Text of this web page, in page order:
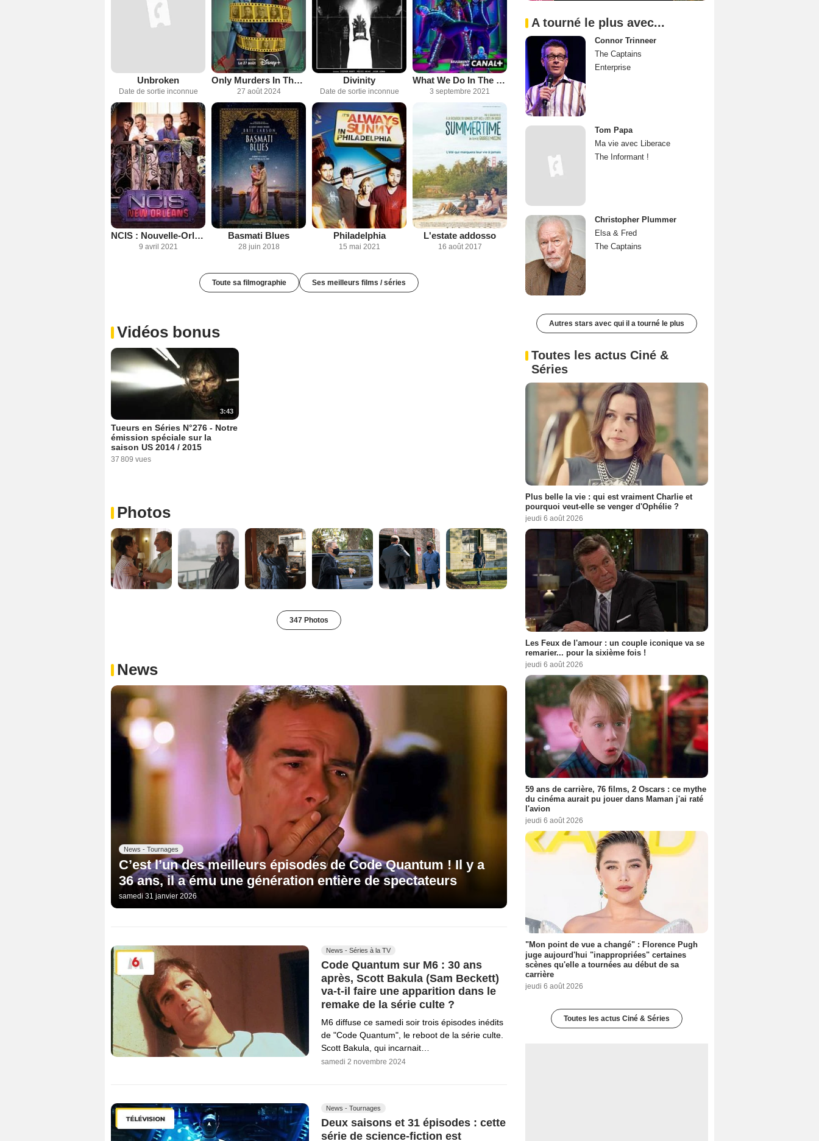
Unbroken
Date de sortie inconnue
Only Murders In The Building
27 août 2024
Divinity
Date de sortie inconnue
What We Do In The Shadows
3 septembre 2021
NCIS : Nouvelle-Orléans
9 avril 2021
Basmati Blues
28 juin 2018
Philadelphia
15 mai 2021
L'estate addosso
16 août 2017
Toute sa filmographie Ses meilleurs films / séries
Vidéos bonus
3:43
Tueurs en Séries N°276 - Notre
émission spéciale sur la
saison US 2014 / 2015
37 809 vues
Photos
347 Photos
News
News - Tournages
C’est l’un des meilleurs épisodes de Code Quantum ! Il y a
36 ans, il a ému une génération entière de spectateurs
samedi 31 janvier 2026
News - Séries à la TV
Code Quantum sur M6 : 30 ans
après, Scott Bakula (Sam Beckett)
va-t-il faire une apparition dans le
remake de la série culte ?
M6 diffuse ce samedi soir trois épisodes inédits
de "Code Quantum", le reboot de la série culte.
Scott Bakula, qui incarnait…
samedi 2 novembre 2024
News - Tournages
Deux saisons et 31 épisodes : cette
série de science-fiction est
A tourné le plus avec...
Connor Trinneer
The Captains
Enterprise
Tom Papa
Ma vie avec Liberace
The Informant !
Christopher Plummer
Elsa & Fred
The Captains
Autres stars avec qui il a tourné le plus
Toutes les actus Ciné &
Séries
Plus belle la vie : qui est vraiment Charlie et
pourquoi veut-elle se venger d'Ophélie ?
jeudi 6 août 2026
Les Feux de l'amour : un couple iconique va se
remarier... pour la sixième fois !
jeudi 6 août 2026
59 ans de carrière, 76 films, 2 Oscars : ce mythe
du cinéma aurait pu jouer dans Maman j'ai raté
l'avion
jeudi 6 août 2026
"Mon point de vue a changé" : Florence Pugh
juge aujourd'hui "inappropriées" certaines
scènes qu'elle a tournées au début de sa
carrière
jeudi 6 août 2026
Toutes les actus Ciné & Séries